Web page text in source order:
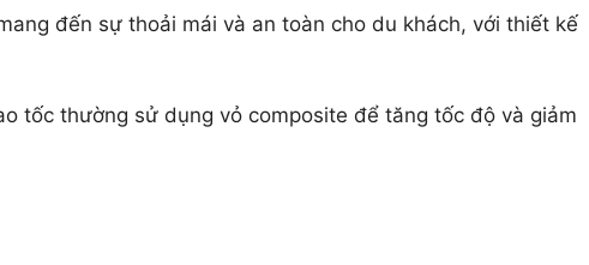
đến sự thoải mái và an toàn cho du khách, với thiết kế
tốc thường sử dụng vỏ composite để tăng tốc độ và giảm